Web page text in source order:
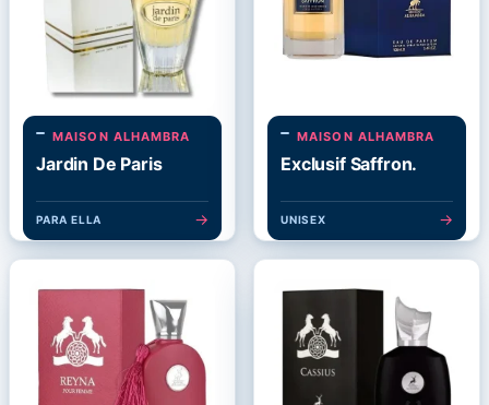
MAISON ALHAMBRA
Jardin De Paris
PARA ELLA →
MAISON ALHAMBRA
Exclusif Saffron.
UNISEX →